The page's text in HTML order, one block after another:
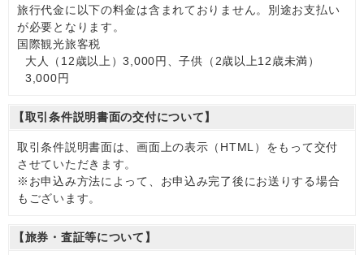
旅行代金に以下の料金は含まれておりません。別途お支払い
が必要となります。
国際観光旅客税
大人（12歳以上）3,000円、子供（2歳以上12歳未満）
3,000円
【取引条件説明書面の交付について】
取引条件説明書面は、画面上の表示（HTML）をもって交付
させていただきます。
※お申込み方法によって、お申込み完了後にお送りする場合
もございます。
【旅券・査証等について】